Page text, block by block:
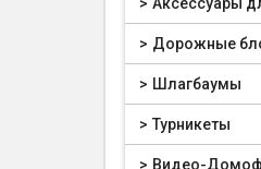
Дорожные
Шлагбаумы
Турникеты
Видео-